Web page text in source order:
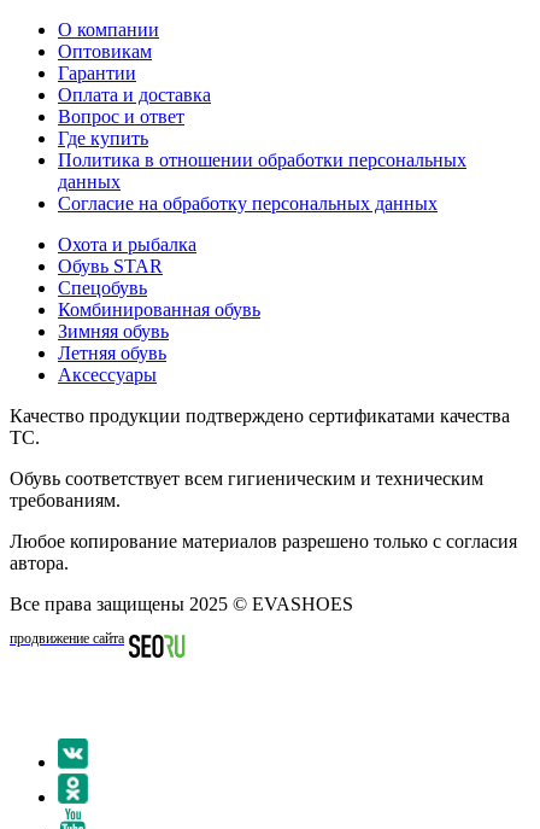
О компании
Оптовикам
Гарантии
Оплата и доставка
Вопрос и ответ
Где купить
Политика в отношении обработки персональных
данных
Согласие на обработку персональных данных
Охота и рыбалка
Обувь STAR
Спецобувь
Комбинированная обувь
Зимняя обувь
Летняя обувь
Аксессуары
Качество продукции подтверждено сертификатами качества
ТС.
Обувь соответствует всем гигиеническим и техническим
требованиям.
Любое копирование материалов разрешено только с согласия
автора.
Все права защищены 2025 © EVASHOES
продвижение сайта